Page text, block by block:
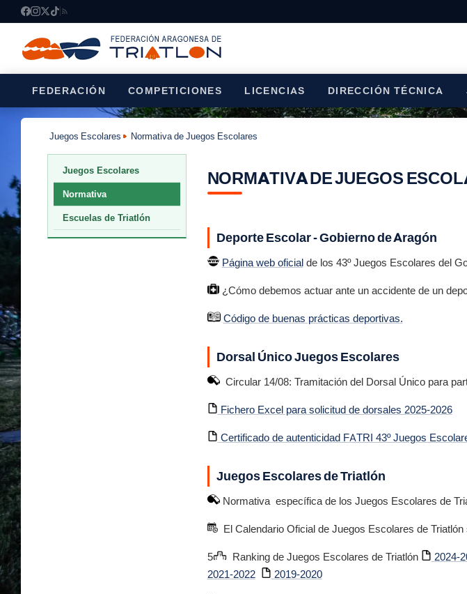
FEDERACIÓN COMPETICIONES LICENCIAS DIRECCIÓN TÉCNICA
Juegos Escolares
Normativa de Juegos Escolares
Juegos Escolares
Normativa
Escuelas de Triatlón
NORMATIVA DE JUEGOS
Deporte Escolar - Gobierno de Aragón
Página web oficialde los 43º Juegos Escolares del
¿Cómo debemos actuar ante un accidente de un
Código de buenas prácticas deportivas.
Dorsal Único Juegos Escolares
Circular 14/08: Tramitación del Dorsal Único para
Fichero Excel para solicitud de dorsales 2025-2026
Certificado de autenticidad FATRI 43º Juegos
Juegos Escolares de Triatlón
Normativa específica de los Juegos Escolares de
El Calendario Oficial de Juegos Escolares de
5
Ranking de Juegos Escolares de Triatlón 2024-
2021-2022
2019-2020